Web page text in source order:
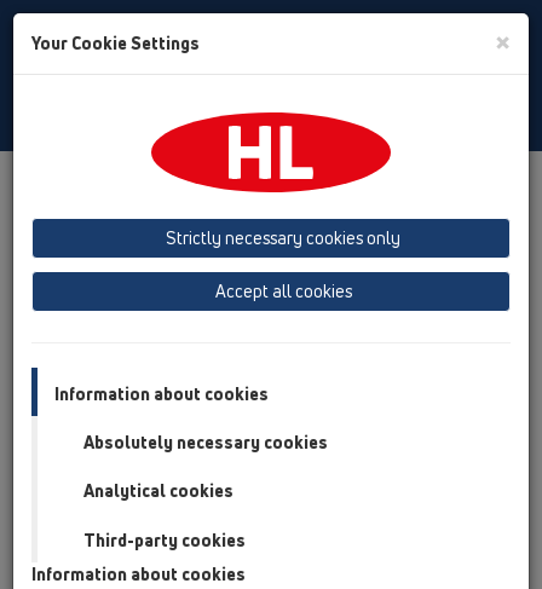
Toggle
přehled produktů
14 Izolační soupravy/Nástavce
HL01023D
Náhradní díly / HL01023D
Břitový kroužek 180x6mm
Your Cookie Settings ×
Strictly necessary cookies only
Accept all cookies
Information about cookies
Absolutely necessary cookies
Analytical cookies
Third-party cookies
Information about cookies